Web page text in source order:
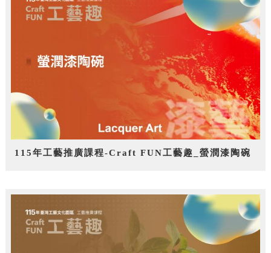
115年工藝推廣課程-Craft FUN工藝趣_螢潤漆陶碗